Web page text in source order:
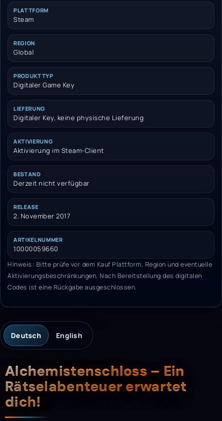
PLATTFORM
Steam
REGION
Global
PRODUKTTYP
Digitaler Game Key
LIEFERUNG
Digitaler Key, keine physische Lieferung
AKTIVIERUNG
Aktivierung im Steam-Client
BESTAND
Derzeit nicht verfügbar
RELEASE
2. November 2017
ARTIKELNUMMER
10000059660
Hinweis: Bitte prüfe vor dem Kauf Plattform, Region und eventuelle
Aktivierungsbeschränkungen. Nach Bereitstellung des digitalen
Codes ist eine Rückgabe ausgeschlossen.
Deutsch English
Beschreibung
Alchemistenschloss – Ein
Rätselabenteuer erwartet
dich!